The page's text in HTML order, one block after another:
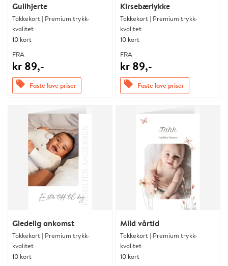
Gullhjerte
Takkekort | Premium trykk-
kvalitet
10 kort
FRA
kr 89,-
offers Faste lave priser
Kirsebærlykke
Takkekort | Premium trykk-
kvalitet
10 kort
FRA
kr 89,-
offers Faste lave priser
Gledelig ankomst
Takkekort | Premium trykk-
kvalitet
10 kort
Mild vårtid
Takkekort | Premium trykk-
kvalitet
10 kort